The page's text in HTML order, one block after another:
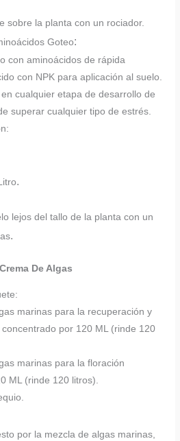
sobre la planta con un rociador.
Goteo:
con aminoácidos de rápida
con NPK para aplicación al suelo.
cualquier etapa de desarrollo de
superar cualquier tipo de estrés.
.
lejos del tallo de la planta con un
.
De Algas
marinas para la recuperación y
por 120 ML (rinde 120
marinas para la floración
ML (rinde 120 litros).
por la mezcla de algas marinas,